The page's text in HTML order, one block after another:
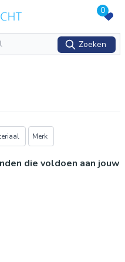
0
Zoeken
Merk
die voldoen aan jouw